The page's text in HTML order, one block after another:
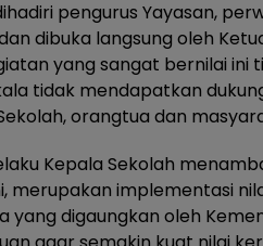
pengurus Yayasan,
dibuka langsung oleh
yang sangat bernilai ini
tidak mendapatkan
orangtua dan
Kepala Sekolah
merupakan implementasi
yang digaungkan oleh